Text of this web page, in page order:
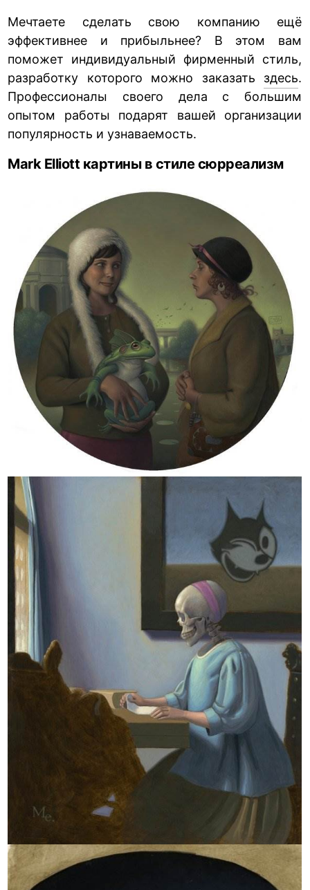
Мечтаете сделать свою компанию ещё
эффективнее и прибыльнее? В этом вам
поможет индивидуальный фирменный стиль,
разработку которого можно заказать здесь.
Профессионалы своего дела с большим
опытом работы подарят вашей организации
популярность и узнаваемость.
Mark Elliott картины в стиле сюрреализм